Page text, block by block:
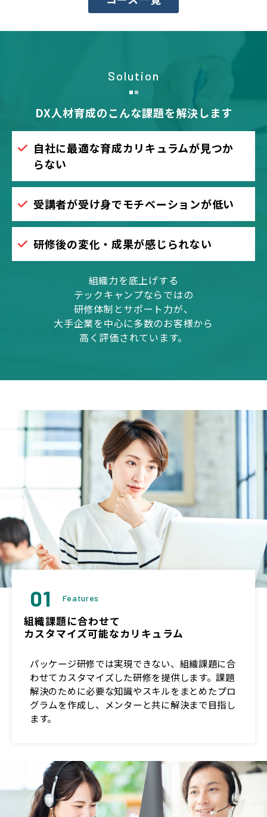
Solution
DX人材育成のこんな課題を解決します
自社に最適な育成カリキュラムが見つか
らない
受講者が受け身でモチベーションが低い
研修後の変化・成果が感じられない
組織力を底上げする
テックキャンプならではの
研修体制とサポート力が、
大手企業を中心に多数のお客様から
高く評価されています。
01 Features
組織課題に合わせて
カスタマイズ可能なカリキュラム
パッケージ研修では実現できない、組織課題に合
わせてカスタマイズした研修を提供します。課題
解決のために必要な知識やスキルをまとめたプロ
グラムを作成し、メンターと共に解決まで目指し
ます。